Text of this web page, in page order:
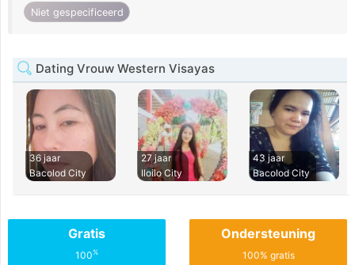
Niet gespecificeerd
Dating Vrouw Western Visayas
36 jaar
Bacolod City
27 jaar
Iloilo City
43 jaar
Bacolod City
Gratis
100%
Ondersteuning
100% gratis